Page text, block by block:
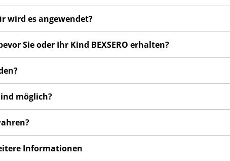
wird es angewendet?
Sie oder Ihr Kind BEXSERO erhalten?
möglich?
Informationen